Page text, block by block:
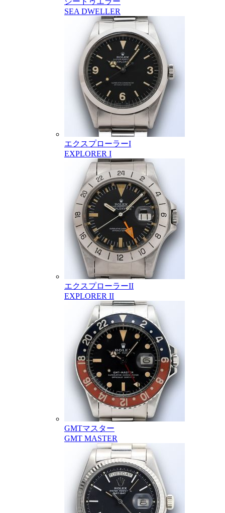
SEA DWELLER
エクスプローラーI
EXPLORER I
エクスプローラーII
EXPLORER II
GMTマスター
GMT MASTER